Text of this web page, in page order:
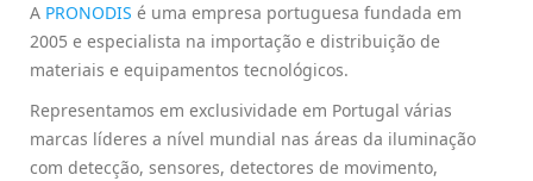
A PRONODIS é uma empresa portuguesa fundada em
2005 e especialista na importação e distribuição de
materiais e equipamentos tecnológicos.
Representamos em exclusividade em Portugal várias
marcas líderes a nível mundial nas áreas da iluminação
com detecção, sensores, detectores de movimento,